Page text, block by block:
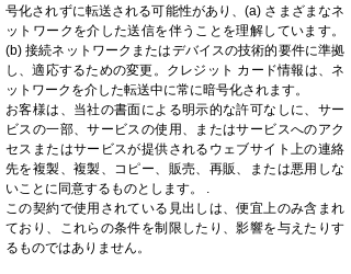
号化されずに転送される可能性があり、(a) さまざまなネ
ットワークを介した送信を伴うことを理解しています。
(b) 接続ネットワークまたはデバイスの技術的要件に準拠
し、適応するための変更。クレジット カード情報は、ネ
ットワークを介した転送中に常に暗号化されます。
お客様は、当社の書面による明示的な許可なしに、サー
ビスの一部、サービスの使用、またはサービスへのアク
セスまたはサービスが提供されるウェブサイト上の連絡
先を複製、複製、コピー、販売、再販、または悪用しな
いことに同意するものとします。 .
この契約で使用されている見出しは、便宜上のみ含まれ
ており、これらの条件を制限したり、影響を与えたりす
るものではありません。